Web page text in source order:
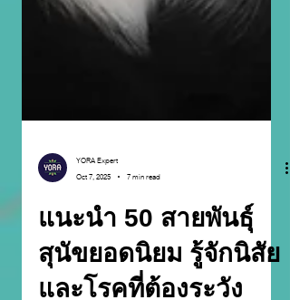
Oct 7, 2025
แนะนำ 50 สายพันธุ์
สุนัขยอดนิยม รู้จักนิสัย